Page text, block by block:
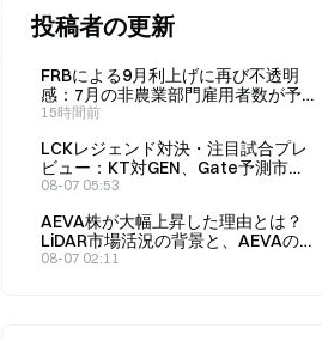
投稿者の更新
FRBによる9月利上げに再び不透明
感：7月の非農業部門雇用者数が予
想外に減少するなか、予測市場はど
15時間前
LCKレジェンド対決・注目試合プレ
ビュー：KT対GEN、Gate予測市場
の勝率32%対69%をどう価格に織り
08-07 05:53
AEVA株が大幅上昇した理由とは？
LiDAR市場活況の背景と、AEVAの新
たな事業ロジックを徹底解説
08-07 02:11